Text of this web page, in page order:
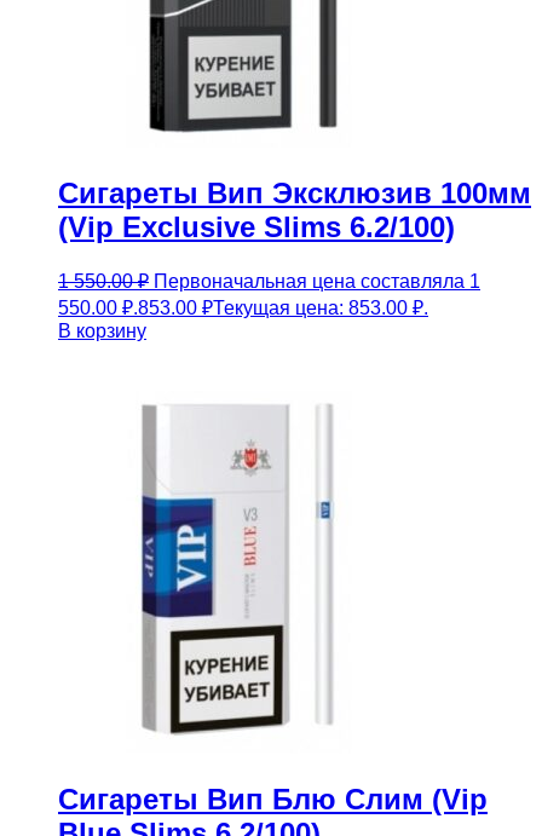
Сигареты Вип Эксклюзив 100мм
(Vip Exclusive Slims 6.2/100)
1 550.00₽ Первоначальная цена составляла 1
550.00 ₽.853.00 ₽Текущая цена: 853.00 ₽.
В корзину
Сигареты Вип Блю Слим (Vip